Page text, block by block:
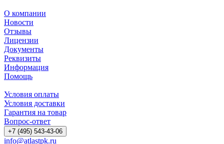
О компании
Новости
Отзывы
Лицензии
Документы
Реквизиты
Информация
Помощь
Условия оплаты
Условия доставки
Гарантия на товар
Вопрос-ответ
+7 (495) 543-43-06
info@atlastpk.ru